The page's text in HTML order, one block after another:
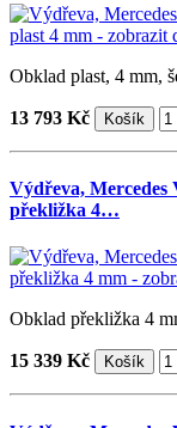
Obklad plast, 4 mm,
13 793 Kč
Výdřeva, Mercedes
překližka 4…
Obklad překližka 4
15 339 Kč